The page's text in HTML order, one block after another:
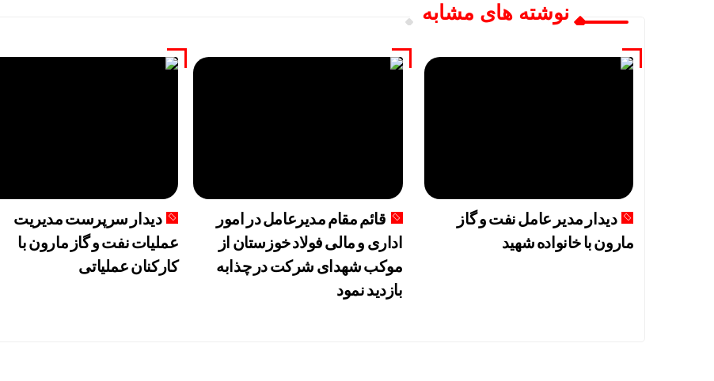
نوشته های مشابه
دیدار مدیر عامل نفت و گاز
مارون با خانواده شهید
قائم مقام مدیرعامل در امور
اداری و مالی فولاد خوزستان از
موکب شهدای شرکت در چذابه
بازدید نمود
دیدار سرپرست مدیریت
عملیات نفت و گاز مارون با
کارکنان عملیاتی